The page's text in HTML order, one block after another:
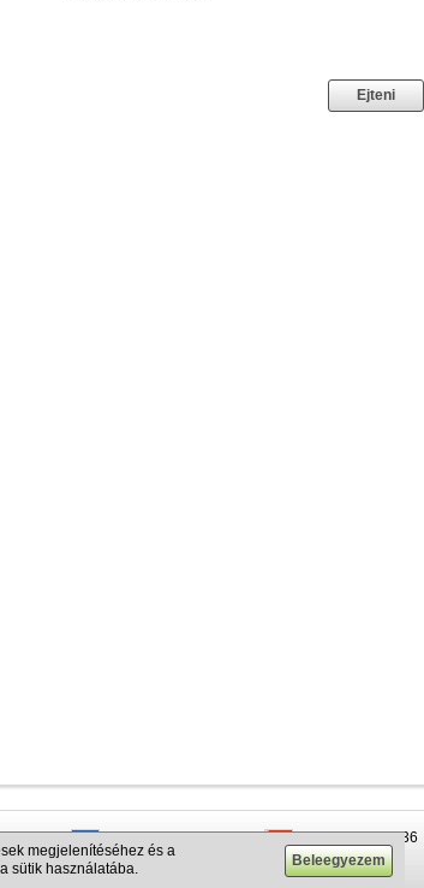
+380 50 337-20-47
+48 732-083-262
+375 29 679-1236
+372 610-42-29
megjelenítéséhez és a
sütik használatába.